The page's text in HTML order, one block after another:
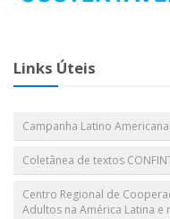
Links Úteis
Campanha Latino
Coletânea de textos
Centro Regional de
Adultos na América Latina e